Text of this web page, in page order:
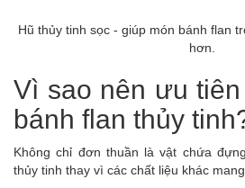
Hũ thủy tinh sọc - giúp món bánh flan
hơn.
Vì sao nên ưu
bánh flan thủy
Không chỉ đơn thuần là vật chứa
thủy tinh thay vì các chất liệu khác